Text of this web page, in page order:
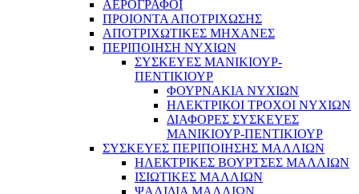
ΑΕΡΟΓΡΑΦΟΙ
ΠΡΟΙΟΝΤΑ ΑΠΟΤΡΙΧΩΣΗΣ
ΑΠΟΤΡΙΧΩΤΙΚΕΣ ΜΗΧΑΝΕΣ
ΠΕΡΙΠΟΙΗΣΗ ΝΥΧΙΩΝ
ΣΥΣΚΕΥΕΣ ΜΑΝΙΚΙΟΥΡ-
ΠΕΝΤΙΚΙΟΥΡ
ΦΟΥΡΝΑΚΙΑ ΝΥΧΙΩΝ
ΗΛΕΚΤΡΙΚΟΙ ΤΡΟΧΟΙ ΝΥΧΙΩΝ
ΔΙΑΦΟΡΕΣ ΣΥΣΚΕΥΕΣ
ΜΑΝΙΚΙΟΥΡ-ΠΕΝΤΙΚΙΟΥΡ
ΣΥΣΚΕΥΕΣ ΠΕΡΙΠΟΙΗΣΗΣ ΜΑΛΛΙΩΝ
ΗΛΕΚΤΡΙΚΕΣ ΒΟΥΡΤΣΕΣ ΜΑΛΛΙΩΝ
ΙΣΙΩΤΙΚΕΣ ΜΑΛΛΙΩΝ